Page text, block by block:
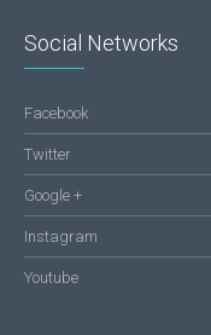
Social Networks
Facebook
Twitter
Google +
Instagram
Youtube